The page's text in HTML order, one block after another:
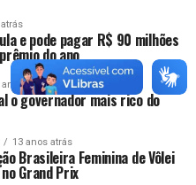
e pode pagar R$ 90 milhões
do ano
anos atrás
o governador mais rico do
13 anos atrás
Brasileira Feminina de Vôlei
Grand Prix